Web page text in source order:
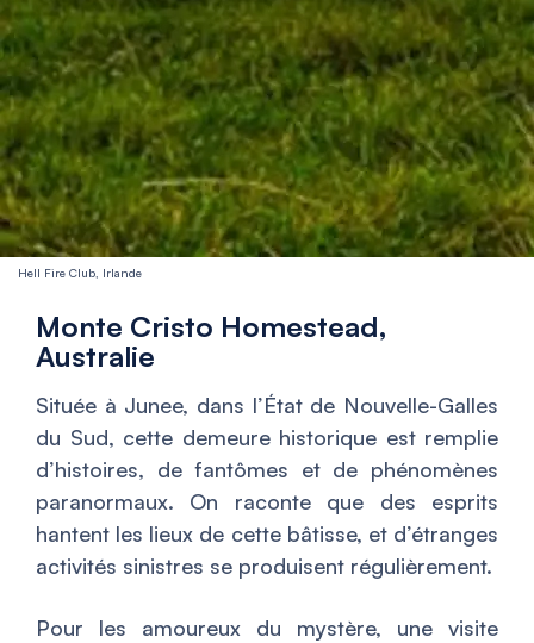
Hell Fire Club, Irlande
Monte Cristo Homestead,
Australie
Située à Junee, dans l’État de Nouvelle-Galles
du Sud, cette demeure historique est remplie
d’histoires, de fantômes et de phénomènes
paranormaux. On raconte que des esprits
hantent les lieux de cette bâtisse, et d’étranges
activités sinistres se produisent régulièrement.
Pour les amoureux du mystère, une visite